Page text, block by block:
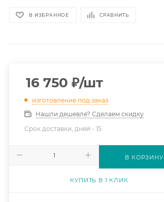
В ИЗБРАННОЕ СРАВНИТЬ
16 750 ₽/шт
изготовление под заказ
Нашли дешевле? Сделаем скидку
Срок доставки, дней -15
В КОРЗИНУ
КУПИТЬ В 1 КЛИК